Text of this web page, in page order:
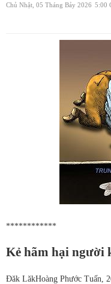
Chủ Nhật, 05 Tháng Bảy 2026 5:00
************
Kẻ hãm hại người
Đăk LăkHoàng Phước Tuấn,